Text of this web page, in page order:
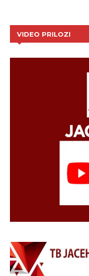
VIDEO PRILOZI